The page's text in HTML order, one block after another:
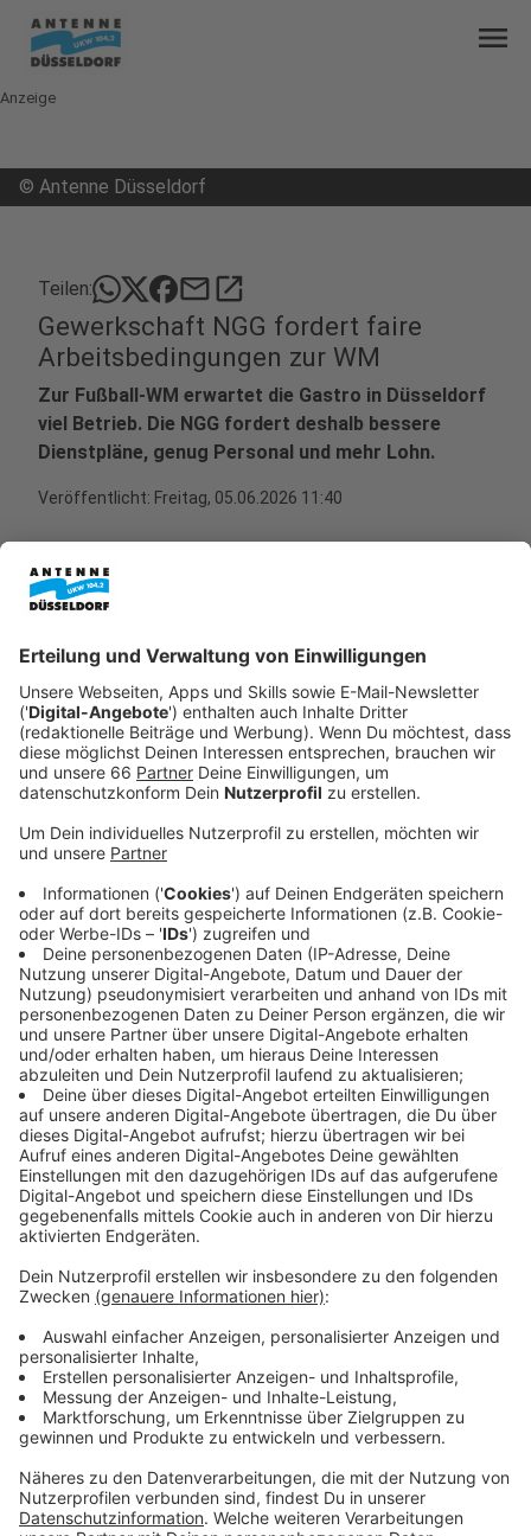
menu
Anzeige
© Antenne Düsseldorf
Teilen: mailopen_in_new
Gewerkschaft NGG fordert faire
Arbeitsbedingungen zur WM
Zur Fußball-WM erwartet die Gastro in Düsseldorf
viel Betrieb. Die NGG fordert deshalb bessere
Dienstpläne, genug Personal und mehr Lohn.
Veröffentlicht: Freitag, 05.06.2026 11:40
Fußballfans in Düsseldorf können sich freuen: In gut
einer Woche startet die Fußball WM
. Für die Gastro in
unserer Stadt bedeutet das Hochbetrieb. Die
Gewerkschaft Nahrung-Genuss-Gaststättenfordert
deshalb jetzt faire Bedingungen für die Beschäftigten
in der Gastronomie zur WM-Zeit. Ziel sei es, die
Arbeitsbedingungen zu gefährden.
Anzeige
NGG fordert feste Pläne und mehr Personal
Anzeige
Die NGG fordert für die rund 25.000 Beschäftigten in
Düsseldorfs Gastronomie frühzeitig abgestimmte
Dienstpläne und genügend Personal während der WM.
Die Gewerkschaft warnt davor, die zusätzlichen Gäste
durch unbezahlte oder übermäßige Überstunden
aufzufangen. Außerdem fordert sie sechs Prozent
mehr Lohn für Köche, Kellner und Servicekräfte.
Tarifgespräche Mitte Juni
Anzeige
Nach Ansicht der NGG sollten die Beschäftigten auch